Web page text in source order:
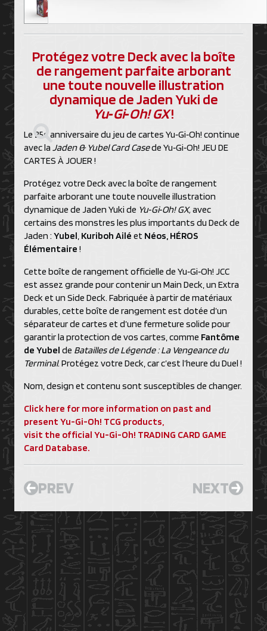
Protégez votre Deck avec la boîte
de rangement parfaite arborant
une toute nouvelle illustration
dynamique de Jaden Yuki de
Yu‑Gi‑Oh! GX!
Le 25e anniversaire du jeu de cartes Yu‑Gi‑Oh! continue
avec la Jaden & Yubel Card Casede Yu‑Gi‑Oh! JEU DE
CARTES À JOUER !
Protégez votre Deck avec la boîte de rangement
parfaite arborant une toute nouvelle illustration
dynamique de Jaden Yuki de Yu‑Gi‑Oh! GX,avec
certains des monstres les plus importants du Deck de
Jaden : Yubel, Kuriboh Ailé et Néos, HÉROS
Élémentaire !
Cette boîte de rangement officielle de Yu‑Gi‑Oh! JCC
est assez grande pour contenir un Main Deck, un Extra
Deck et un Side Deck. Fabriquée à partir de matériaux
durables, cette boîte de rangement est dotée d’un
séparateur de cartes et d’une fermeture solide pour
garantir la protection de vos cartes, comme Fantôme
de Yubel de Batailles de Légende : La Vengeance du
Terminal. Protégez votre Deck, car c’est l’heure du Duel !
Nom, design et contenu sont susceptibles de changer.
Click here for more information on past and
present Yu-Gi-Oh! TCG products,
visit the official Yu-Gi-Oh! TRADING CARD GAME
Card Database.
PREV NEXT